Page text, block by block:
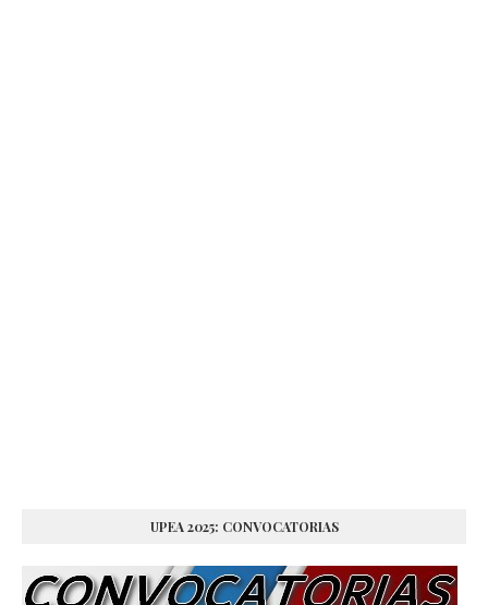
UPEA 2025: CONVOCATORIAS